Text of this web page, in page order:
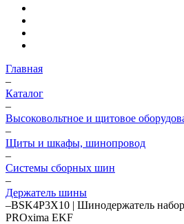
Главная
–
Каталог
–
Высоковольтное и щитовое
–
Щиты и шкафы, шинопровод
–
Системы сборных шин
–
Держатель шины
–BSK4P3X10 | Шинодержатель
PROxima EKF